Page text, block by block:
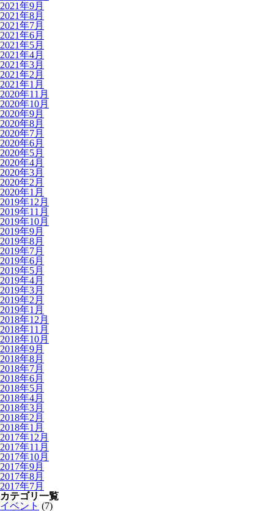
2021年9月
2021年8月
2021年7月
2021年6月
2021年5月
2021年4月
2021年3月
2021年2月
2021年1月
2020年11月
2020年10月
2020年9月
2020年8月
2020年7月
2020年6月
2020年5月
2020年4月
2020年3月
2020年2月
2020年1月
2019年12月
2019年11月
2019年10月
2019年9月
2019年8月
2019年7月
2019年6月
2019年5月
2019年4月
2019年3月
2019年2月
2019年1月
2018年12月
2018年11月
2018年10月
2018年9月
2018年8月
2018年7月
2018年6月
2018年5月
2018年4月
2018年3月
2018年2月
2018年1月
2017年12月
2017年11月
2017年10月
2017年9月
2017年8月
2017年7月
カテゴリ一覧
イベント (7)